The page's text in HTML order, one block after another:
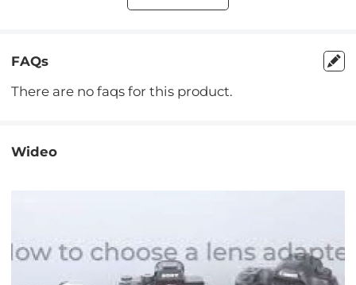
FAQs
There are no faqs for this product.
Wideo